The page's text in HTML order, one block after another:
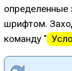
определенные
шрифтом.
команду "